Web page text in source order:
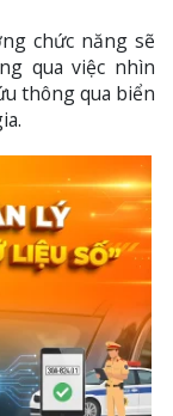
chức năng sẽ
qua việc nhìn
thông qua biển